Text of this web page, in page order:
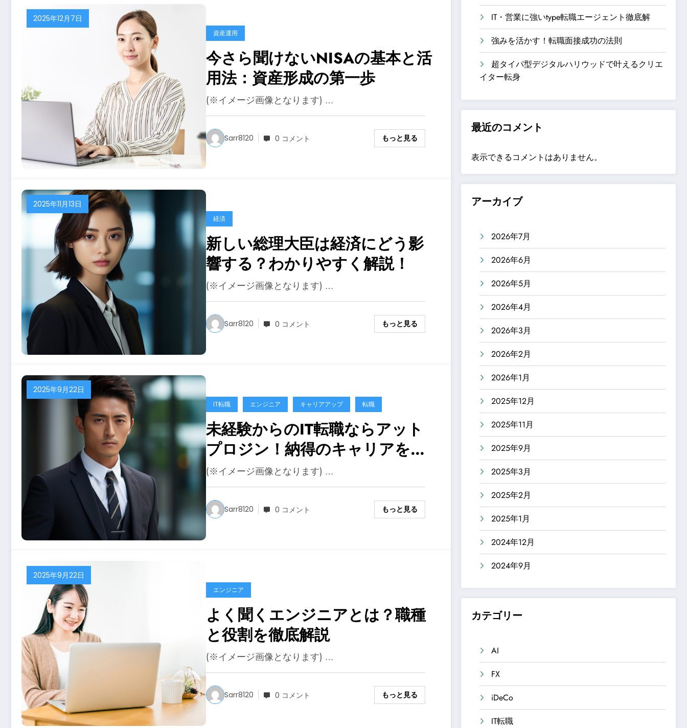
2025年12月7日
資産運用
今さら聞けないNISAの基本と活
用法：資産形成の第一歩
(※イメージ画像となります) …
Sarr8120 0 コメント もっと見る
2025年11月13日
経済
新しい総理大臣は経済にどう影
響する？わかりやすく解説！
(※イメージ画像となります) …
Sarr8120 0 コメント もっと見る
2025年9月22日
IT転職 エンジニア キャリアアップ 転職
未経験からのIT転職ならアット
プロジン！納得のキャリアを叶
える
(※イメージ画像となります) …
Sarr8120 0 コメント もっと見る
2025年9月22日
エンジニア
よく聞くエンジニアとは？職種
と役割を徹底解説
(※イメージ画像となります) …
Sarr8120 0 コメント もっと見る
IT・営業に強いtype転職エージェント徹底解
強みを活かす！転職面接成功の法則
超タイパ型デジタルハリウッドで叶えるクリエ
イター転身
最近のコメント
表示できるコメントはありません。
アーカイブ
2026年7月
2026年6月
2026年5月
2026年4月
2026年3月
2026年2月
2026年1月
2025年12月
2025年11月
2025年9月
2025年3月
2025年2月
2025年1月
2024年12月
2024年9月
カテゴリー
AI
FX
iDeCo
IT転職